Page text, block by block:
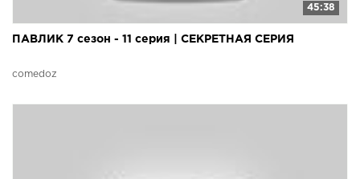
45:38
ПАВЛИК 7 сезон - 11 серия | СЕКРЕТНАЯ СЕРИЯ
comedoz